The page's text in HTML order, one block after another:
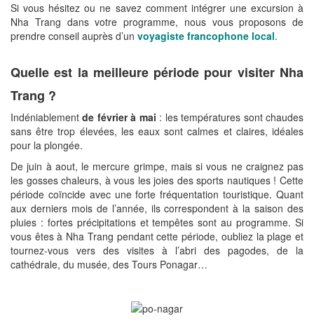
Si vous hésitez ou ne savez comment intégrer une excursion à
Nha Trang dans votre programme, nous vous proposons de
prendre conseil auprès d’un voyagiste francophone local.
Quelle est la meilleure période pour visiter Nha
Trang ?
Indéniablementde février à mai : les températures sont chaudes
sans être trop élevées, les eaux sont calmes et claires, idéales
pour la plongée.
De juin à aout, le mercure grimpe, mais si vous ne craignez pas
les gosses chaleurs, à vous les joies des sports nautiques ! Cette
période coïncide avec une forte fréquentation touristique. Quant
aux derniers mois de l’année, ils correspondent à la saison des
pluies : fortes précipitations et tempêtes sont au programme. Si
vous êtes à Nha Trang pendant cette période, oubliez la plage et
tournez-vous vers des visites à l’abri des pagodes, de la
cathédrale, du musée, des Tours Ponagar…